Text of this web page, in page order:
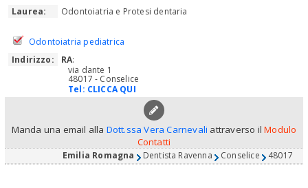
Laurea: Odontoiatria e Protesi dentaria
Odontoiatria pediatrica
Indirizzo:
RA:
via dante 1
48017 - Conselice
Tel: CLICCA QUI
Manda una email alla Dott.ssa Vera Carnevali attraverso ilModulo
Contatti
Emilia Romagna Dentista Ravenna Conselice 48017